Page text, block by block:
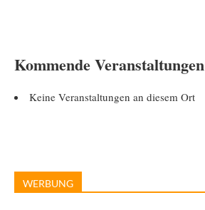
Kommende Veranstaltungen
Keine Veranstaltungen an diesem Ort
WERBUNG